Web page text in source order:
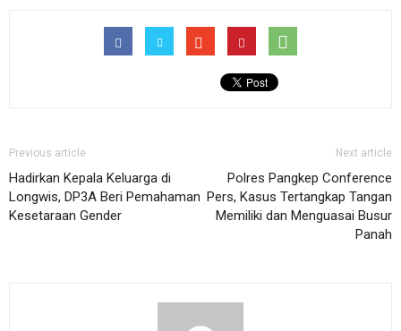
Previous article
Hadirkan Kepala Keluarga di
Longwis, DP3A Beri Pemahaman
Kesetaraan Gender
Next article
Polres Pangkep Conference
Pers, Kasus Tertangkap Tangan
Memiliki dan Menguasai Busur
Panah